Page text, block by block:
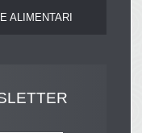
ALIMENTARI